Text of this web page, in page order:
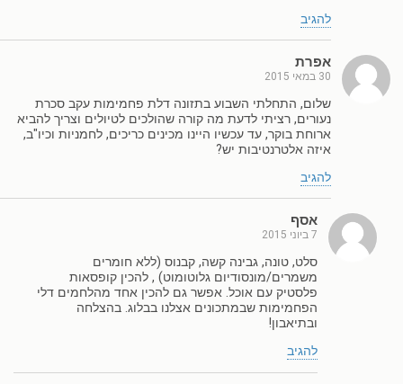
להגיב
אפרת
30 במאי 2015
שלום, התחלתי השבוע בתזונה דלת פחמימות עקב סכרת
נעורים, רציתי לדעת מה קורה שהולכים לטיולים וצריך להביא
ארוחת בוקר, עד עכשיו היינו מכינים כריכים, לחמניות וכיו"ב,
איזה אלטרנטיבות יש?
להגיב
אסף
7 ביוני 2015
סלט, טונה, גבינה קשה, קבנוס (ללא חומרים
משמרים/מונסודיום גלוטומוט) , להכין קופסאות
פלסטיק עם אוכל. אפשר גם להכין אחד מהלחמים דלי
הפחמימות שבמתכונים אצלנו בבלוג. בהצלחה
ובתיאבון!
להגיב